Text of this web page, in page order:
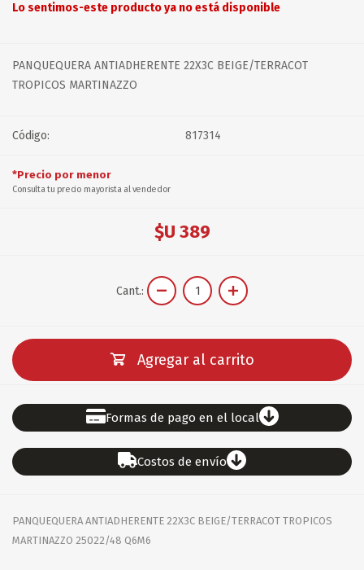
Lo sentimos-este producto ya no está disponible
PANQUEQUERA ANTIADHERENTE 22X3C BEIGE/TERRACOT
TROPICOS MARTINAZZO
Código: 817314
*Precio por menor
Consulta tu precio mayorista al vendedor
$U 389
Cant.:
Agregar al carrito
Formas de pago en el local
Costos de envío
PANQUEQUERA ANTIADHERENTE 22X3C BEIGE/TERRACOT TROPICOS
MARTINAZZO 25022/48 Q6M6